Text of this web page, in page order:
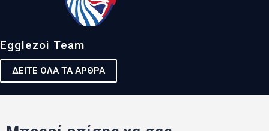
Egglezoi Team
ΔΕΙΤΕ ΟΛΑ ΤΑ ΑΡΘΡΑ